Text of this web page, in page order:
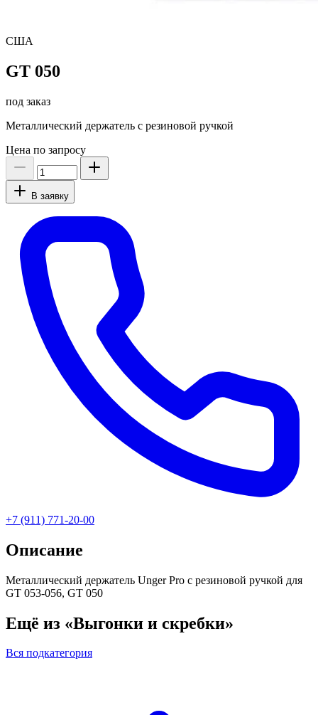
США
GT 050
под заказ
Металлический держатель с резиновой ручкой
Цена по запросу
В заявку
+7 (911) 771-20-00
Описание
Металлический держатель Unger Pro с резиновой ручкой для
GT 053-056, GT 050
Ещё из «Выгонки и скребки»
Вся подкатегория